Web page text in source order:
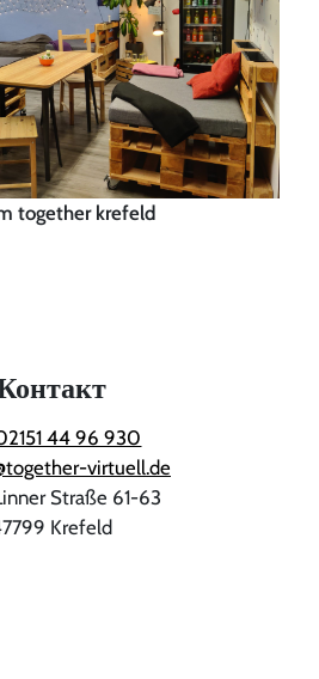
together krefeld
44 96 930
virtuell.de
Straße 61-63
Krefeld